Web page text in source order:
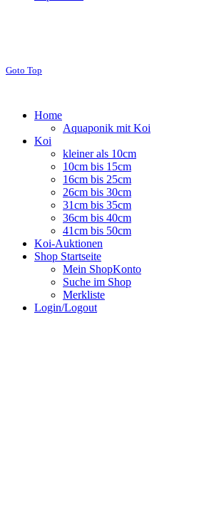
Goto Top
Home
Aquaponik mit Koi
Koi
kleiner als 10cm
10cm bis 15cm
16cm bis 25cm
26cm bis 30cm
31cm bis 35cm
36cm bis 40cm
41cm bis 50cm
Koi-Auktionen
Shop Startseite
Mein ShopKonto
Suche im Shop
Merkliste
Login/Logout